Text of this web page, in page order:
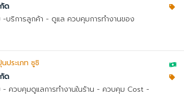
ด
บริการลูกค้า - ดูแล ควบคุมการทำงานของ
ประเภท ซูชิ
ด
ควบคุมดูแลการทำงานในร้าน - ควบคุม Cost -